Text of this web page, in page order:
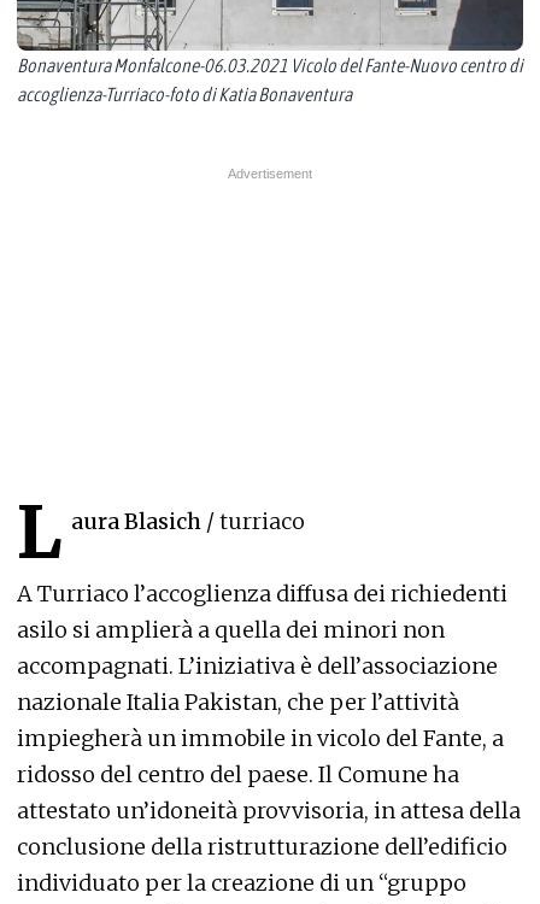
Bonaventura Monfalcone-06.03.2021 Vicolo del Fante-Nuovo centro di
accoglienza-Turriaco-foto di Katia Bonaventura
L aura Blasich / turriaco
A Turriaco l’accoglienza diffusa dei richiedenti
asilo si amplierà a quella dei minori non
accompagnati. L’iniziativa è dell’associazione
nazionale Italia Pakistan, che per l’attività
impiegherà un immobile in vicolo del Fante, a
ridosso del centro del paese. Il Comune ha
attestato un’idoneità provvisoria, in attesa della
conclusione della ristrutturazione dell’edificio
individuato per la creazione di un “gruppo